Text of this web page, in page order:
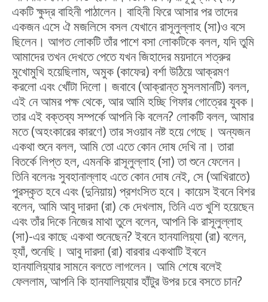
একটি ক্ষুদ্র বাহিনী পাঠালেন। বাহিনী ফিরে আসার পর তাদের
একজন এসে ঐ মজলিসে বসল যেখানে রাসূলুল্লাহ (সা)ও বসে
ছিলেন। আগত লোকটি তাঁর পাশে বসা লোকটিকে বলল, যদি তুমি
আমাদের তখন দেখতে পেতে যখন জিহাদের ময়দানে শত্রুর
মুখোমুখি হয়েছিলাম, অমুক (কাফের) বর্শা উঠিয়ে আক্রমণ
করলো এবং খোঁটা দিলো। জবাবে (আক্রান্ত মুসলমানটি) বলল,
এই নে আমর পক্ষ থেকে, আর আমি হচ্ছি গিফার গোত্রের যুবক।
তার এই বক্তব্য সম্পর্কে আপনি কি বলেন? লোকটি বলল, আমার
মতে (অহংকারের কারণে) তার সওয়াব নষ্ট হয়ে গেছে। অন্যজন
একথা শুনে বলল, আমি তো এতে কোন দোষ দেখি না। তারা
বিতর্কে লিপ্ত হল, এমনকি রাসূলুল্লাহ (সা) তা শুনে ফেলেন।
তিনি বলেনঃ সুবহানাল্লাহ এতে কোন দোষ নেই, সে (আখিরাতে)
পুরস্কৃত হবে এবং (দুনিয়ায়) প্রশংসিত হবে। কায়েস ইবনে বিশর
বলেন, আমি আবু দারদা (রা) কে দেখলাম, তিনি এত খুশি হয়েছেন
এবং তাঁর দিকে নিজের মাথা তুলে বলেন, আপনি কি রাসূলুল্লাহ
(সা)-এর কাছে একথা শুনেছেন? ইবনে হানযালিয়্যা (রা) বলেন,
হ্যাঁ, শুনেছি। আবু দারদা (রা) বারবার একথাটি ইবনে
হানযালিয়্যার সামনে বলতে লাগলেন। আমি শেষে বলেই
ফেললাম, আপনি কি হানযালিয়্যার হাঁটুর উপর চরে বসতে চান?